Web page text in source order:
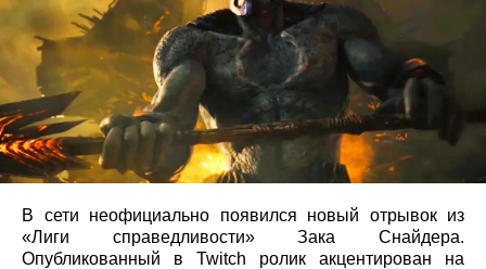
В сети неофициально появился новый отрывок из
«Лиги справедливости» Зака Снайдера.
Опубликованный в Twitch ролик акцентирован на